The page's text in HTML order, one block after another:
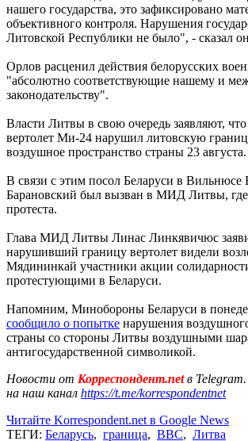
нашего государства, это зафиксировано
объективного контроля. Нарушения
Литовской Республики не было", - сказал
Орлов расценил действия белорусских
"абсолютно соответствующие нашему и
законодательству".
Власти Литвы в свою очередь заявляют,
вертолет Ми-24 нарушил литовскую
воздушное пространство страны 23 августа.
В связи с этим посол Беларуси в Вильнюсе
Барановский был вызван в МИД Литвы,
протеста.
Глава МИД Литвы Линас Линкявичюс
нарушивший границу вертолет видели
Мядининкай участники акции
протестующими в Беларуси.
Напомним, Минобороны Беларуси в
сообщило о попытке нарушения
страны со стороны Литвы воздушными
антигосударственной символикой.
Новости от Корреспондент.netв
на наш канал https://t.me/korrespondentnet
Читайте Korrespondent.net в Google News
ТЕГИ: Беларусь, граница, ВВС, Литва